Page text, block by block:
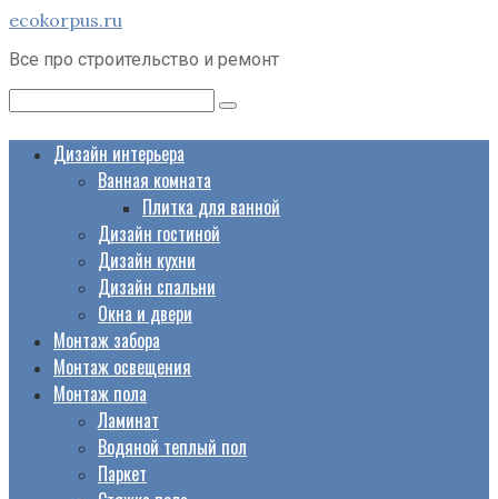
Перейти
контенту
ecokorpus.ru
Все про строительство и ремонт
Дизайн интерьера
Ванная комната
Плитка для ванной
Дизайн гостиной
Дизайн кухни
Дизайн спальни
Окна и двери
Монтаж забора
Монтаж освещения
Монтаж пола
Ламинат
Водяной теплый пол
Паркет